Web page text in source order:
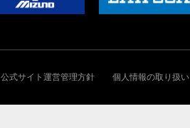
公式サイト運営管理方針 個人情報の取り扱い